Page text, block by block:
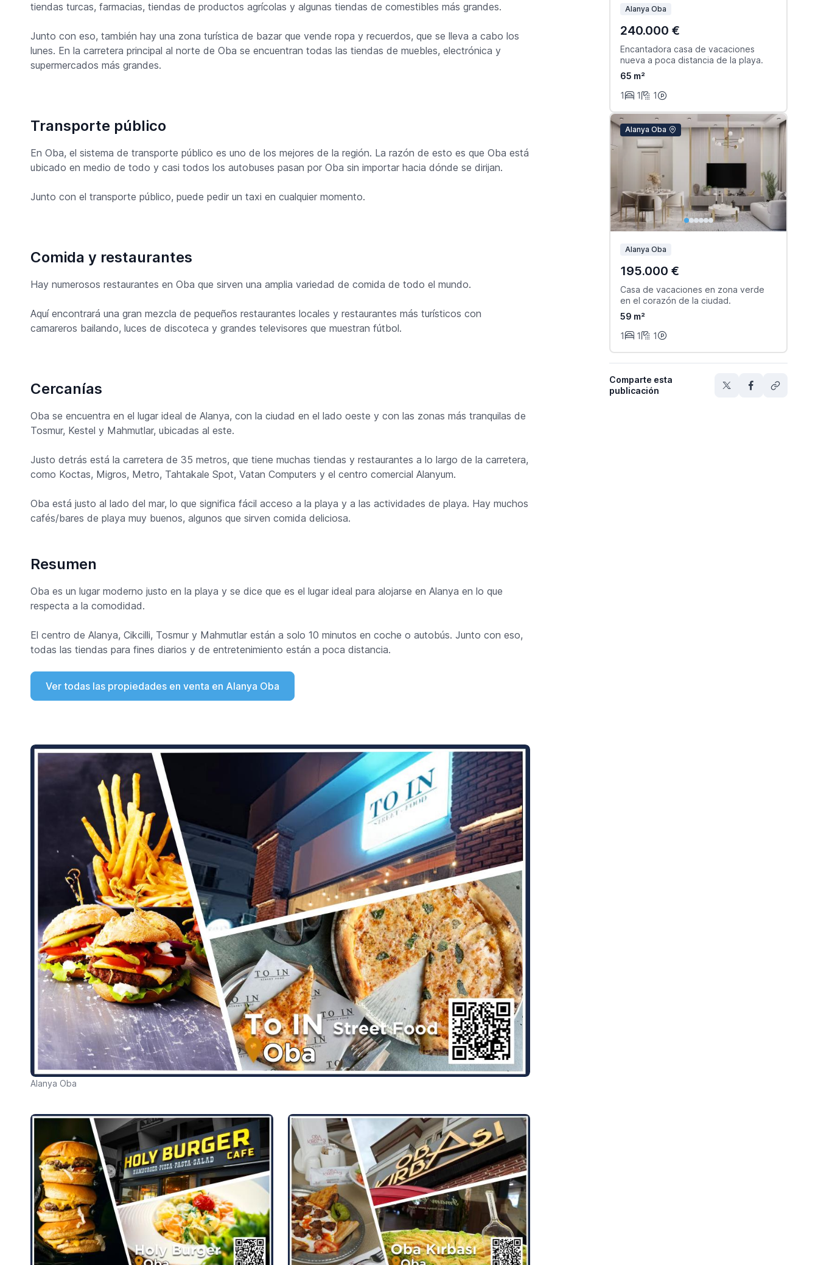
tiendas turcas, farmacias, tiendas de productos agrícolas y algunas tiendas de comestibles más grandes.
Junto con eso, también hay una zona turística de bazar que vende ropa y recuerdos, que se lleva a cabo los
lunes. En la carretera principal al norte de Oba se encuentran todas las tiendas de muebles, electrónica y
supermercados más grandes.
Transporte público
En Oba, el sistema de transporte público es uno de los mejores de la región. La razón de esto es que Oba está
ubicado en medio de todo y casi todos los autobuses pasan por Oba sin importar hacia dónde se dirijan.
Junto con el transporte público, puede pedir un taxi en cualquier momento.
Comida y restaurantes
Hay numerosos restaurantes en Oba que sirven una amplia variedad de comida de todo el mundo.
Aquí encontrará una gran mezcla de pequeños restaurantes locales y restaurantes más turísticos con
camareros bailando, luces de discoteca y grandes televisores que muestran fútbol.
Cercanías
Oba se encuentra en el lugar ideal de Alanya, con la ciudad en el lado oeste y con las zonas más tranquilas de
Tosmur, Kestel y Mahmutlar, ubicadas al este.
Justo detrás está la carretera de 35 metros, que tiene muchas tiendas y restaurantes a lo largo de la carretera,
como Koctas, Migros, Metro, Tahtakale Spot, Vatan Computers y el centro comercial Alanyum.
Oba está justo al lado del mar, lo que significa fácil acceso a la playa y a las actividades de playa. Hay muchos
cafés/bares de playa muy buenos, algunos que sirven comida deliciosa.
Resumen
Oba es un lugar moderno justo en la playa y se dice que es el lugar ideal para alojarse en Alanya en lo que
respecta a la comodidad.
El centro de Alanya, Cikcilli, Tosmur y Mahmutlar están a solo 10 minutos en coche o autobús. Junto con eso,
todas las tiendas para fines diarios y de entretenimiento están a poca distancia.
Ver todas las propiedades en venta en Alanya Oba
Alanya Oba
Alanya Oba
240.000 €
Encantadora casa de vacaciones
nueva a poca distancia de la playa.
65 m²
1
1 1
Alanya Oba
Alanya Oba
195.000 €
Casa de vacaciones en zona verde
en el corazón de la ciudad.
59 m²
1
1 1
Comparte esta
publicación